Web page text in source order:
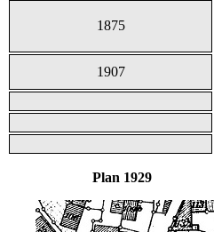
1875
1907
Plan 1929